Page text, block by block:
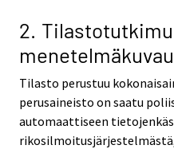
2.
Tilasto perustuu
perusaineisto on saatu
automaattiseen